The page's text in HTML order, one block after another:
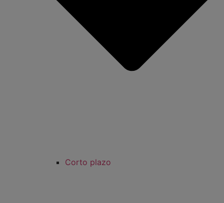
Corto plazo